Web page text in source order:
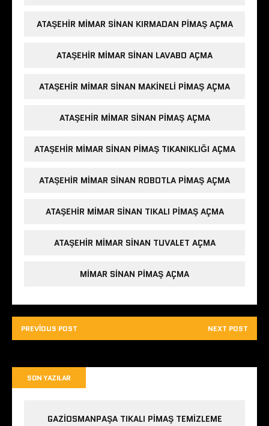
ATAŞEHIR MIMAR SINAN KIRMADAN PIMAŞ AÇMA
ATAŞEHIR MIMAR SINAN LAVABO AÇMA
ATAŞEHIR MIMAR SINAN MAKINELI PIMAŞ AÇMA
ATAŞEHIR MIMAR SINAN PIMAŞ AÇMA
ATAŞEHIR MIMAR SINAN PIMAŞ TIKANIKLIĞI AÇMA
ATAŞEHIR MIMAR SINAN ROBOTLA PIMAŞ AÇMA
ATAŞEHIR MIMAR SINAN TIKALI PIMAŞ AÇMA
ATAŞEHIR MIMAR SINAN TUVALET AÇMA
MIMAR SINAN PIMAŞ AÇMA
PREVIOUS POST NEXT POST
SON YAZILAR
GAZIOSMANPAŞA TIKALI PIMAŞ TEMIZLEME